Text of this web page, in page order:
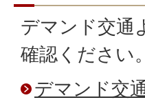
デマンド交通
確認ください。
デマンド交